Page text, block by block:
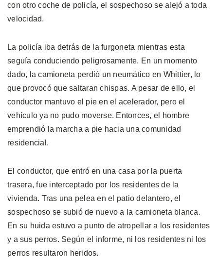
con otro coche de policía, el sospechoso se alejó a toda
velocidad.
La policía iba detrás de la furgoneta mientras esta
seguía conduciendo peligrosamente. En un momento
dado, la camioneta perdió un neumático en Whittier, lo
que provocó que saltaran chispas. A pesar de ello, el
conductor mantuvo el pie en el acelerador, pero el
vehículo ya no pudo moverse. Entonces, el hombre
emprendió la marcha a pie hacia una comunidad
residencial.
El conductor, que entró en una casa por la puerta
trasera, fue interceptado por los residentes de la
vivienda. Tras una pelea en el patio delantero, el
sospechoso se subió de nuevo a la camioneta blanca.
En su huida estuvo a punto de atropellar a los residentes
y a sus perros. Según el informe, ni los residentes ni los
perros resultaron heridos.